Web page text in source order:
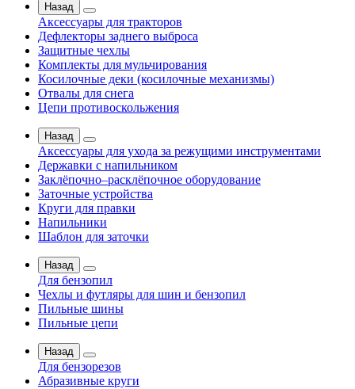
Назад
Аксессуары для тракторов
Дефлекторы заднего выброса
Защитные чехлы
Комплекты для мульчирования
Косилочные деки (косилочные механизмы)
Отвалы для снега
Цепи противоскольжения
Назад
Аксессуары для ухода за режущими инструментами
Державки с напильником
Заклёпочно–расклёпочное оборудование
Заточные устройства
Круги для правки
Напильники
Шаблон для заточки
Назад
Для бензопил
Чехлы и футляры для шин и бензопил
Пильные шины
Пильные цепи
Назад
Для бензорезов
Абразивные круги